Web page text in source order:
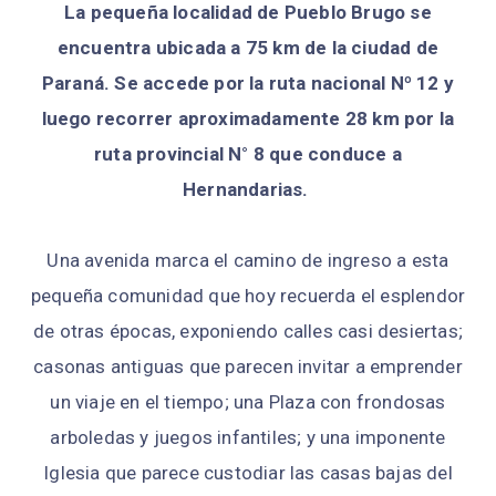
La pequeña localidad de Pueblo Brugo se
encuentra ubicada a 75 km de la ciudad de
Paraná. Se accede por la ruta nacional Nº 12 y
luego recorrer aproximadamente 28 km por la
ruta provincial N° 8 que conduce a
Hernandarias.
Una avenida marca el camino de ingreso a esta
pequeña comunidad que hoy recuerda el esplendor
de otras épocas, exponiendo calles casi desiertas;
casonas antiguas que parecen invitar a emprender
un viaje en el tiempo; una Plaza con frondosas
arboledas y juegos infantiles; y una imponente
Iglesia que parece custodiar las casas bajas del